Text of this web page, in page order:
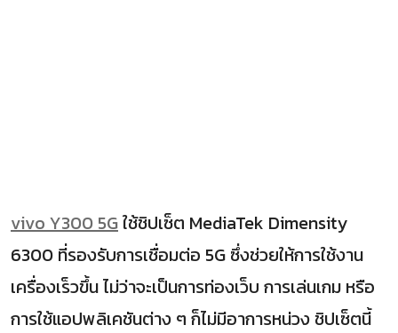
vivo Y300 5Gใช้ชิปเซ็ต MediaTek Dimensity
6300 ที่รองรับการเชื่อมต่อ 5G ซึ่งช่วยให้การใช้งาน
เครื่องเร็วขึ้น ไม่ว่าจะเป็นการท่องเว็บ การเล่นเกม หรือ
การใช้แอปพลิเคชันต่าง ๆ ก็ไม่มีอาการหน่วง ชิปเซ็ตนี้